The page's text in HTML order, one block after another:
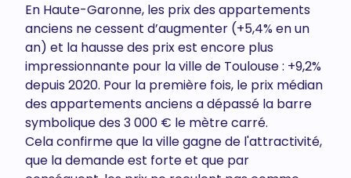
En Haute-Garonne, les prix des appartements
anciens ne cessent d’augmenter (+5,4% en un
an) et la hausse des prix est encore plus
impressionnante pour la ville de Toulouse : +9,2%
depuis 2020. Pour la première fois, le prix médian
des appartements anciens a dépassé la barre
symbolique des 3 000 € le mètre carré.
Cela confirme que la ville gagne de l'attractivité,
que la demande est forte et que par